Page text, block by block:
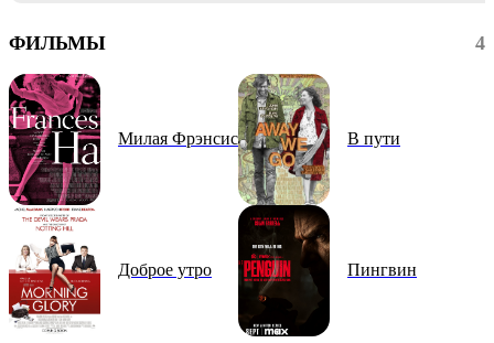
ФИЛЬМЫ 4
Милая Фрэнсис
Доброе утро
В пути
Пингвин